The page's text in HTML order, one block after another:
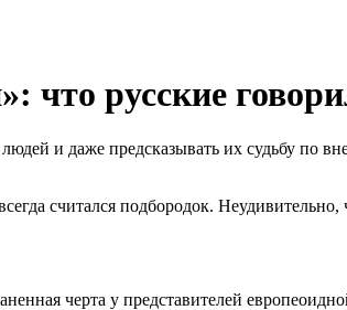
что русские
и даже предсказывать их судьбу по
считался подбородок.
черта у представителей